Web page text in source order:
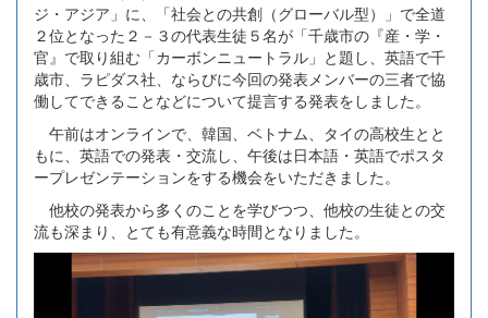
ジ・アジア」に、「社会との共創（グローバル型）」で全道
２位となった２－３の代表生徒５名が「千歳市の『産・学・
官』で取り組む「カーボンニュートラル」と題し、英語で千
歳市、ラピダス社、ならびに今回の発表メンバーの三者で協
働してできることなどについて提言する発表をしました。
午前はオンラインで、韓国、ベトナム、タイの高校生とと
もに、英語での発表・交流し、午後は日本語・英語でポスタ
ープレゼンテーションをする機会をいただきました。
他校の発表から多くのことを学びつつ、他校の生徒との交
流も深まり、とても有意義な時間となりました。